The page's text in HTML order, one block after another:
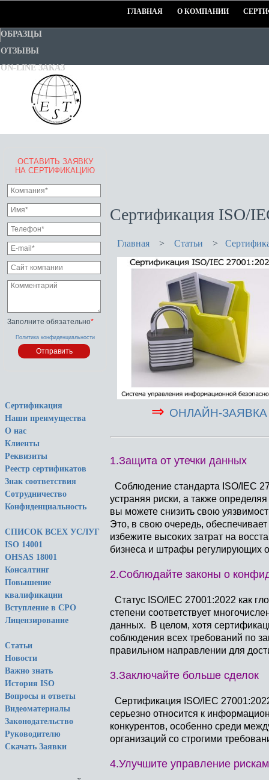
ГЛАВНАЯ О КОМПАНИИ
ОБРАЗЦЫ
ОТЗЫВЫ
ON-LINE ЗАКАЗ
ОСТАВИТЬ ЗАЯВКУ
НА СЕРТИФИКАЦИЮ
Заполните обязательно*
Политика конфиденциальности
Сертификация
Наши преимущества
О нас
Клиенты
Реквизиты
Реестр сертификатов
Знак соответствия
Сотрудничество
Конфиденциальность
СПИСОК ВСЕХ УСЛУГ
ISO 14001
OHSAS 18001
Консалтинг
Повышение
квалификации
Вступление в СРО
Лицензирование
Статьи
Новости
Важно знать
История ISO
Вопросы и ответы
Видеоматериалы
Законодательство
Руководителю
Скачать Заявки
Сертификация ISO/
Главная > Статьи >
⇒ ОНЛАЙН-ЗАЯВКА
1.Защита от утечки данных
Соблюдение стандарта ISO/IEC
устраняя риски, а также
вы можете снизить свою
Это, в свою очередь,
избежите высоких затрат на
бизнеса и штрафы регулирующих
2.Соблюдайте законы о
Статус ISO/IEC 27001:2022 как
степени соответствует
данных. В целом, хотя
соблюдения всех требований по
правильном направлении для
3.Заключайте больше сделок
Сертификация ISO/IEC
серьезно относится к
конкурентов, особенно среди
организаций со строгими
4.Улучшите управление